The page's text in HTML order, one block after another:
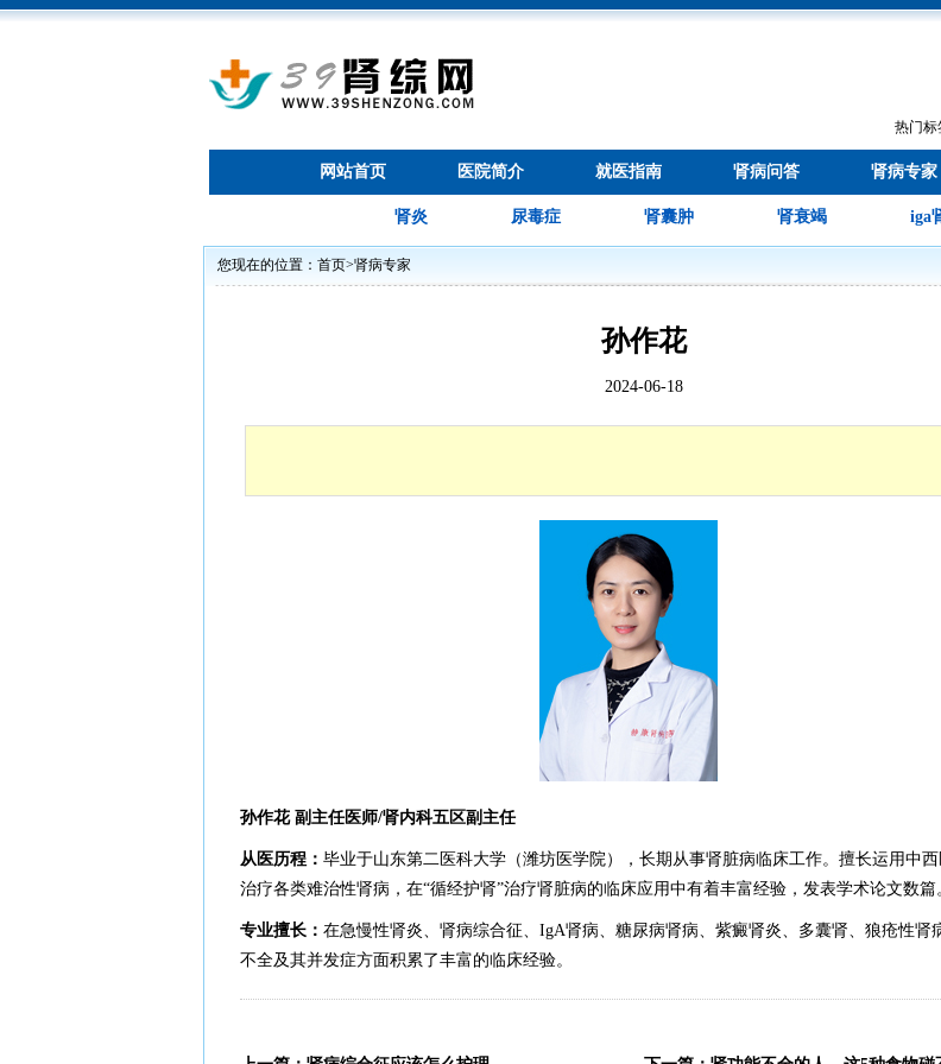
热门标
网站首页 医院简介 就医指南 肾病问答 肾病专家
肾炎 尿毒症 肾囊肿 肾衰竭 iga
您现在的位置： 首页>肾病专家
孙作花
2024-06-18
孙作花 副主任医师/肾内科五区副主任
从医历程： 毕业于山东第二医科大学（潍坊医学院），长期从事肾脏病临床工作。擅长运用中
治疗各类难治性肾病，在“循经护肾”治疗肾脏病的临床应用中有着丰富经验，发表学术论文数篇
专业擅长： 在急慢性肾炎、肾病综合征、IgA肾病、糖尿病肾病、紫癜肾炎、多囊肾、狼疮性肾
不全及其并发症方面积累了丰富的临床经验。